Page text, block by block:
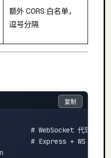
额外 CORS 白名单，
逗号分隔
# WebSocket 代理服务
# Express + WS 代理 +
复制
复制